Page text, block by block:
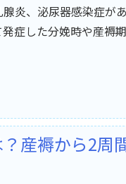
炎、泌尿器感染症が
症した分娩時や産褥
？産褥から2